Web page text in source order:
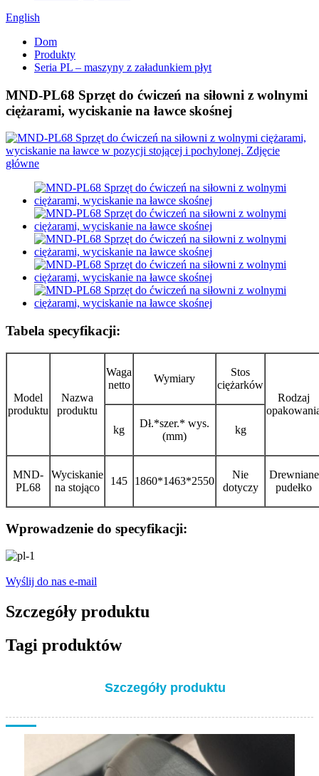
English
Dom
Produkty
Seria PL – maszyny z załadunkiem płyt
MND-PL68 Sprzęt do ćwiczeń na siłowni z wolnymi
ciężarami, wyciskanie na ławce skośnej
Tabela specyfikacji:
Model
produktu
Nazwa
produktu
Waga
netto
Wymiary
Stos
ciężarków
Rodzaj
kg
Dł.*szer.* wys.
(mm)
kg
MND-
PL68
Wyciskanie
na stojąco
145 1860*1463*2550
Nie
dotyczy
Drewniane
pudełko
Wprowadzenie do specyfikacji:
Wyślij do nas e-mail
Szczegóły produktu
Tagi produktów
Szczegóły produktu